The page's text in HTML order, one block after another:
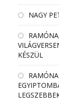
NAGY
KÉSZÜL